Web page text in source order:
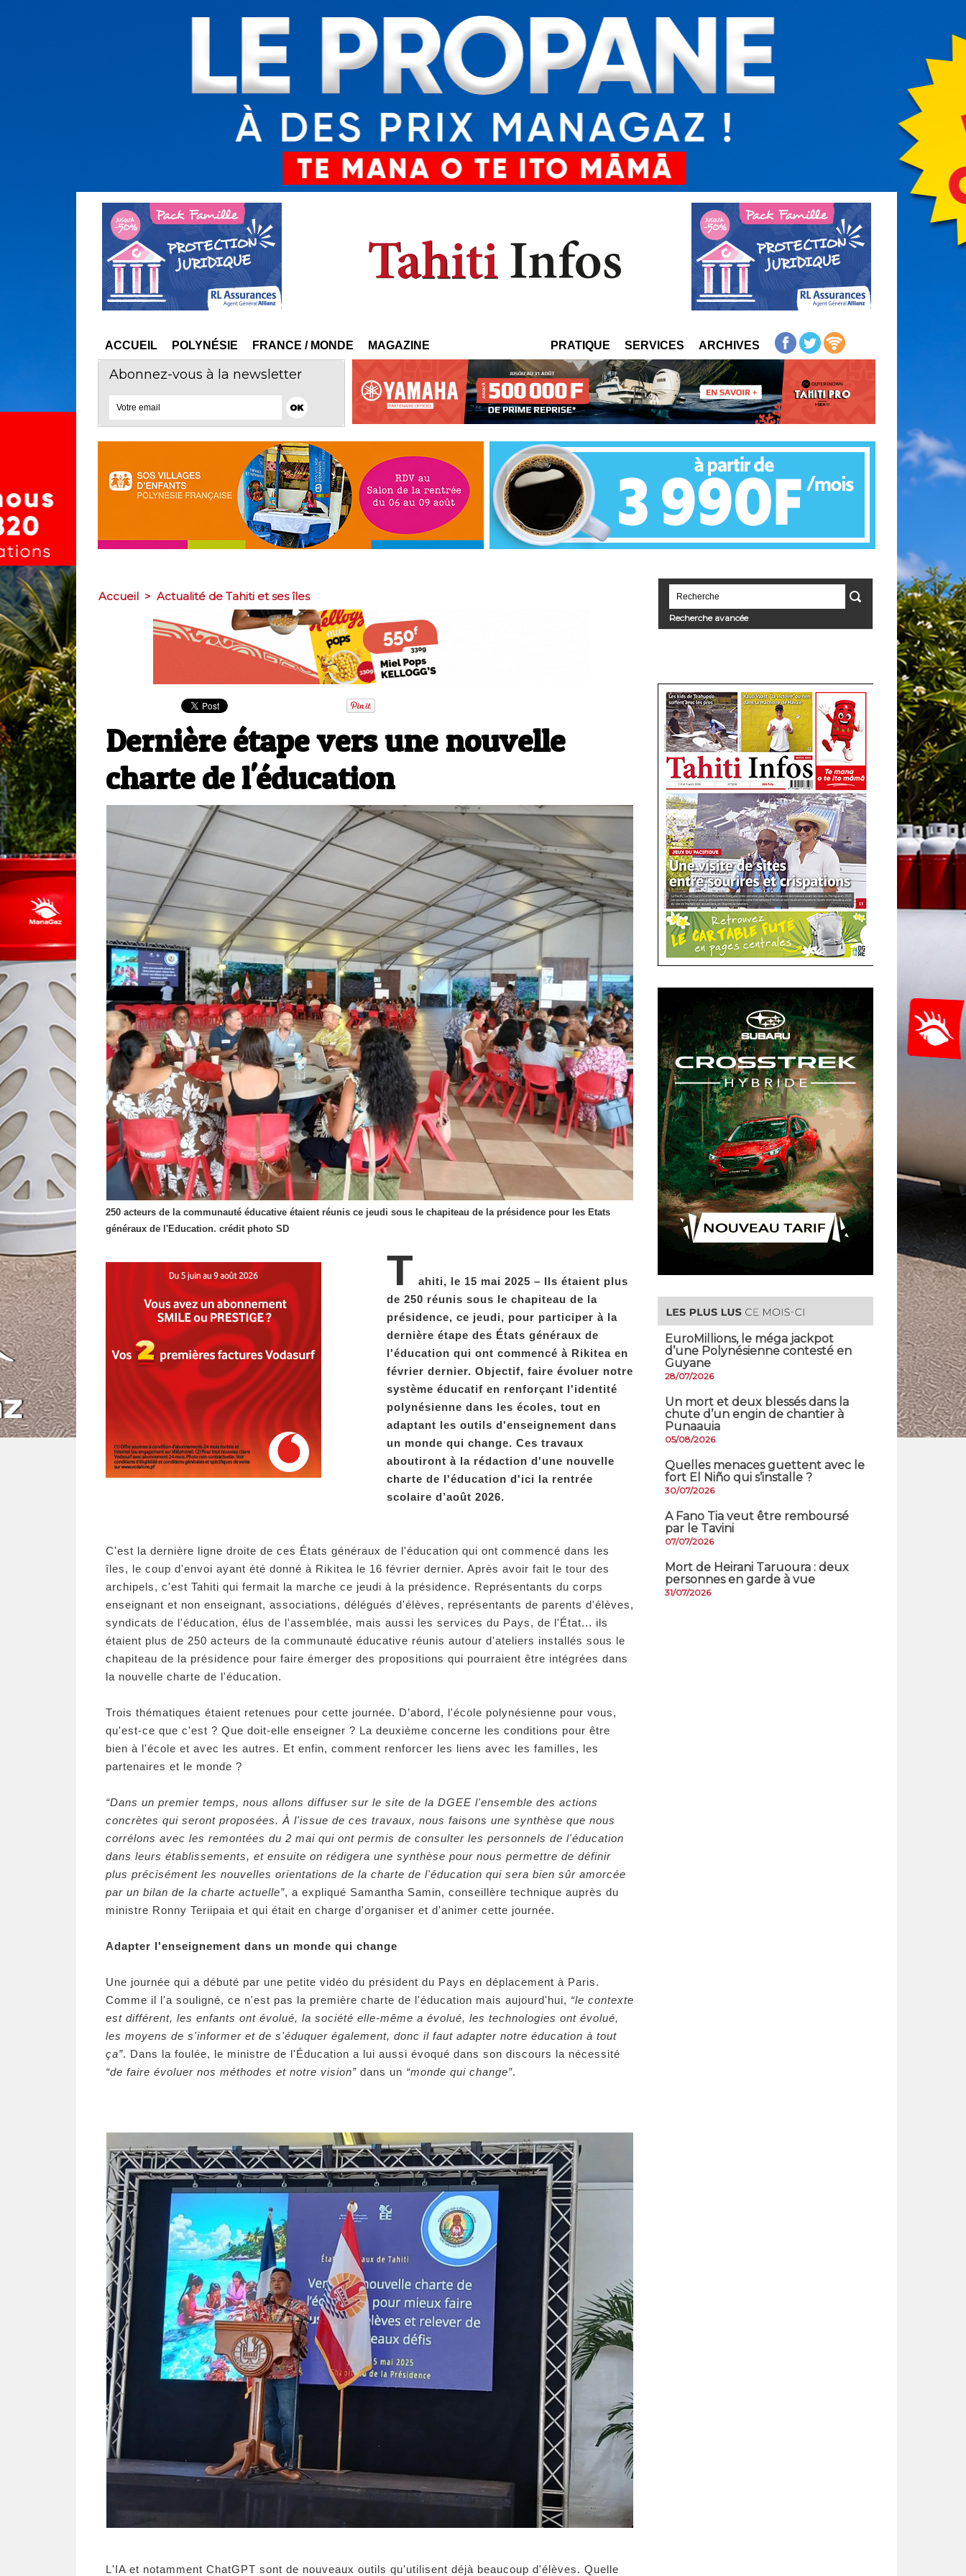
ACCUEIL POLYNÉSIE FRANCE / MONDE MAGAZINE PRATIQUE SERVICES ARCHIVES
Abonnez-vous à la newsletter
Accueil > Actualité de Tahiti et ses îles
Dernière étape vers une nouvelle
charte de l'éducation
250 acteurs de la communauté éducative étaient réunis ce jeudi sous le chapiteau de la présidence pour les Etats
généraux de l'Education. crédit photo SD
T ahiti, le 15 mai 2025 – Ils étaient plus
de 250 réunis sous le chapiteau de la
présidence, ce jeudi, pour participer à la
dernière étape des États généraux de
l'éducation qui ont commencé à Rikitea en
février dernier. Objectif, faire évoluer notre
système éducatif en renforçant l'identité
polynésienne dans les écoles, tout en
adaptant les outils d'enseignement dans
un monde qui change. Ces travaux
aboutiront à la rédaction d'une nouvelle
charte de l'éducation d'ici la rentrée
scolaire d’août 2026.
C'est la dernière ligne droite de ces États généraux de l'éducation qui ont commencé dans les
îles, le coup d'envoi ayant été donné à Rikitea le 16 février dernier. Après avoir fait le tour des
archipels, c'est Tahiti qui fermait la marche ce jeudi à la présidence. Représentants du corps
enseignant et non enseignant, associations, délégués d'élèves, représentants de parents d'élèves,
syndicats de l'éducation, élus de l'assemblée, mais aussi les services du Pays, de l'État... ils
étaient plus de 250 acteurs de la communauté éducative réunis autour d'ateliers installés sous le
chapiteau de la présidence pour faire émerger des propositions qui pourraient être intégrées dans
la nouvelle charte de l'éducation.
Trois thématiques étaient retenues pour cette journée. D’abord, l'école polynésienne pour vous,
qu'est-ce que c'est ? Que doit-elle enseigner ? La deuxième concerne les conditions pour être
bien à l'école et avec les autres. Et enfin, comment renforcer les liens avec les familles, les
partenaires et le monde ?
“Dans un premier temps, nous allons diffuser sur le site de la DGEE l'ensemble des actions
concrètes qui seront proposées. À l'issue de ces travaux, nous faisons une synthèse que nous
corrélons avec les remontées du 2 mai qui ont permis de consulter les personnels de l'éducation
dans leurs établissements, et ensuite on rédigera une synthèse pour nous permettre de définir
plus précisément les nouvelles orientations de la charte de l'éducation qui sera bien sûr amorcée
par un bilan de la charte actuelle”, a expliqué Samantha Samin, conseillère technique auprès du
ministre Ronny Teriipaia et qui était en charge d'organiser et d'animer cette journée.
Adapter l'enseignement dans un monde qui change
Une journée qui a débuté par une petite vidéo du président du Pays en déplacement à Paris.
Comme il l'a souligné, ce n'est pas la première charte de l'éducation mais aujourd'hui, “le contexte
est différent, les enfants ont évolué, la société elle-même a évolué, les technologies ont évolué,
les moyens de s'informer et de s'éduquer également, donc il faut adapter notre éducation à tout
ça”. Dans la foulée, le ministre de l'Éducation a lui aussi évoqué dans son discours la nécessité
“de faire évoluer nos méthodes et notre vision” dans un “monde qui change”.
L'IA et notamment ChatGPT sont de nouveaux outils qu'utilisent déjà beaucoup d'élèves. Quelle
Recherche avancée
EuroMillions, ​le méga jackpot
d’une Polynésienne contesté en
Guyane
28/07/2026
​Un mort et deux blessés dans la
chute d’un engin de chantier à
Punaauia
05/08/2026
Quelles menaces guettent avec le
fort El Niño qui s’installe ?
30/07/2026
A Fano Tia veut être remboursé
par le Tavini
07/07/2026
Mort de Heirani Taruoura : deux
personnes en garde à vue
31/07/2026